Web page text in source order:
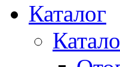
Каталог